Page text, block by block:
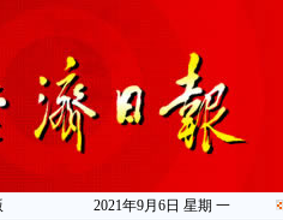
2021年9月6日 星期 一